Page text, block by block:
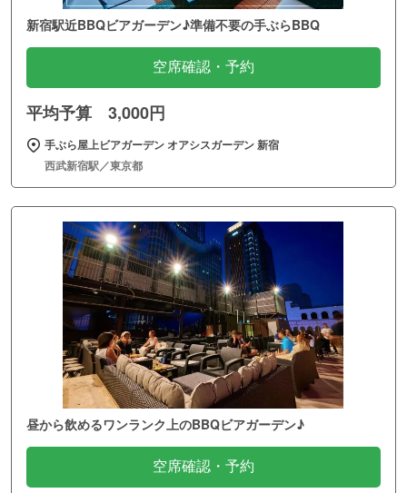
新宿駅近BBQビアガーデン♪準備不要の手ぶらBBQ
空席確認・予約
平均予算 3,000円
手ぶら屋上ビアガーデン オアシスガーデン 新宿
西武新宿駅／東京都
昼から飲めるワンランク上のBBQビアガーデン♪
空席確認・予約